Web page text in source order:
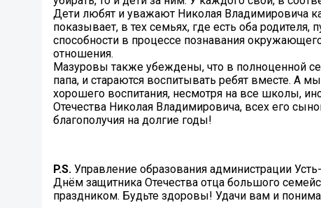
Дети любят и уважают Николая Владимировича
показывает, в тех семьях, где есть оба
способности в процессе познавания
отношения.
Мазуровы также убеждены, что в полноценной
папа, и стараются воспитывать ребят вместе. А
хорошего воспитания, несмотря на все школы,
Отечества Николая Владимировича, всех его
благополучия на долгие годы!
P.S. Управление образования администрации
Днём защитника Отечества отца большого
праздником. Будьте здоровы! Удачи вам и